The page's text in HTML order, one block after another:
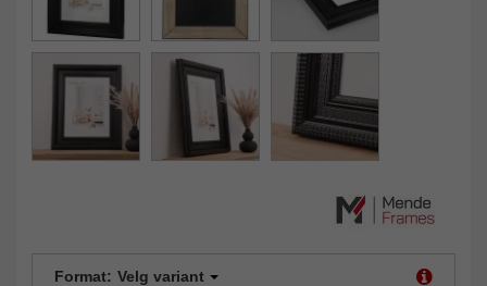
Format: Velg variant